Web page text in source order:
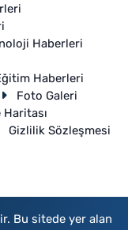
Haberleri
Haberleri
Foto Galeri
Haritası
Gizlilik Sözleşmesi
Bu sitede yer alan